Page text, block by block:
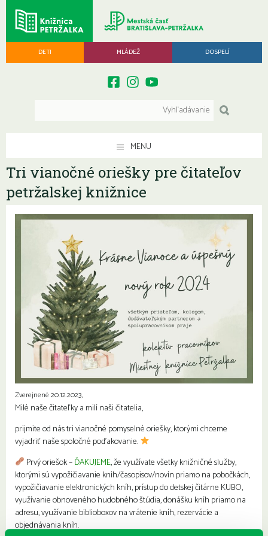
DETI MLÁDEŽ DOSPELÍ
MENU
Tri vianočné oriešky pre čitateľov
petržalskej knižnice
Zverejnené 20.12.2023,
Milé naše čitateľky a milí naši čitatelia,
prijmite od nás tri vianočné pomyselné oriešky, ktorými chceme
vyjadriť naše spoločné poďakovanie.
Prvý oriešok –ĎAKUJEME, že využívate všetky knižničné služby,
ktorými sú vypožičiavanie kníh/časopisov/novín priamo na pobočkách,
vypožičiavanie elektronických kníh, prístup do detskej čitárne KUBO,
využívanie obnoveného hudobného štúdia, donášku kníh priamo na
adresu, využívanie biblioboxov na vrátenie kníh, rezervácie a
objednávania kníh.